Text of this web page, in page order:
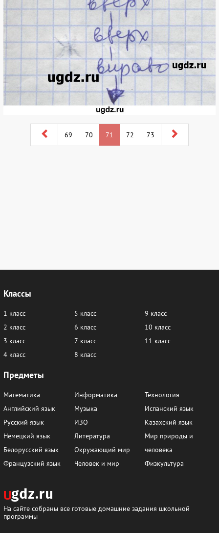
69 70 71 72 73
Классы
1 класс
2 класс
3 класс
4 класс
5 класс
6 класс
7 класс
8 класс
9 класс
10 класс
11 класс
Предметы
Математика
Английский язык
Русский язык
Немецкий язык
Белорусский язык
Французский язык
Информатика
Музыка
ИЗО
Литература
Окружающий мир
Человек и мир
Технология
Испанский язык
Казахский язык
Мир природы и
человека
Физкультура
На сайте собраны все готовые домашние задания школьной
программы